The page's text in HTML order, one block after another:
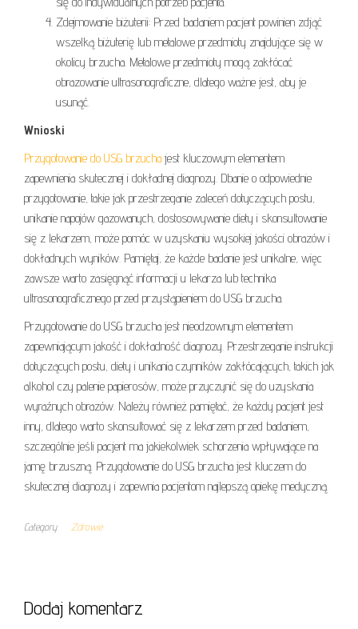
Zdejmowanie biżuterii: Przed badaniem pacjent powinien zdjąć
wszelką biżuterię lub metalowe przedmioty znajdujące się w
okolicy brzucha. Metalowe przedmioty mogą zakłócać
obrazowanie ultrasonograficzne, dlatego ważne jest, aby je
usunąć.
Wnioski
Przygotowanie do USG brzucha jest kluczowym elementem
zapewnienia skutecznej i dokładnej diagnozy. Dbanie o odpowiednie
przygotowanie, takie jak przestrzeganie zaleceń dotyczących postu,
unikanie napojów gazowanych, dostosowywanie diety i skonsultowanie
się z lekarzem, może pomóc w uzyskaniu wysokiej jakości obrazów i
dokładnych wyników. Pamiętaj, że każde badanie jest unikalne, więc
zawsze warto zasięgnąć informacji u lekarza lub technika
ultrasonograficznego przed przystąpieniem do USG brzucha.
Przygotowanie do USG brzucha jest nieodzownym elementem
zapewniającym jakość i dokładność diagnozy. Przestrzeganie instrukcji
dotyczących postu, diety i unikania czynników zakłócających, takich jak
alkohol czy palenie papierosów, może przyczynić się do uzyskania
wyraźnych obrazów. Należy również pamiętać, że każdy pacjent jest
inny, dlatego warto skonsultować się z lekarzem przed badaniem,
szczególnie jeśli pacjent ma jakiekolwiek schorzenia wpływające na
jamę brzuszną. Przygotowanie do USG brzucha jest kluczem do
skutecznej diagnozy i zapewnia pacjentom najlepszą opiekę medyczną.
Category Zdrowie
Dodaj komentarz